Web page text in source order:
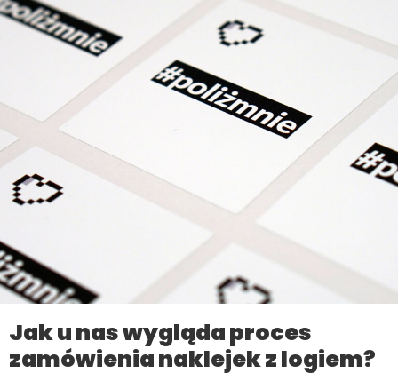
Jak u nas wygląda proces
zamówienia naklejek z logiem?